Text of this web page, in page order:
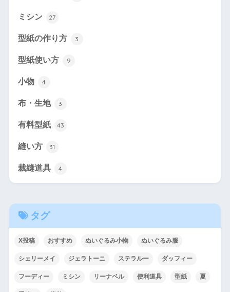
ミシン 27
型紙の作り方 3
型紙使い方 9
小物 4
布・生地 3
有料型紙 43
縫い方 31
裁縫道具 4
タグ
X投稿 おすすめ ぬいぐるみ小物 ぬいぐるみ服
シェリーメイ ジェラトーニ ステラルー ダッフィー
フーディー ミシン リーナベル 便利道具 型紙 夏